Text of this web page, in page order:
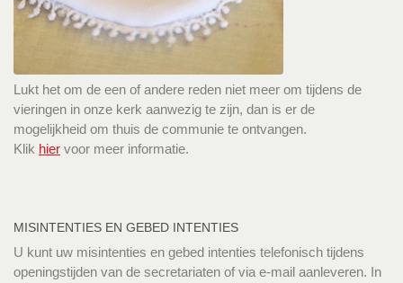
Lukt het om de een of andere reden niet meer om tijdens de
vieringen in onze kerk aanwezig te zijn, dan is er de
mogelijkheid om thuis de communie te ontvangen.
Klik hier voor meer informatie.
MISINTENTIES EN GEBED INTENTIES
U kunt uw misintenties en gebed intenties telefonisch tijdens
openingstijden van de secretariaten of via e-mail aanleveren. In